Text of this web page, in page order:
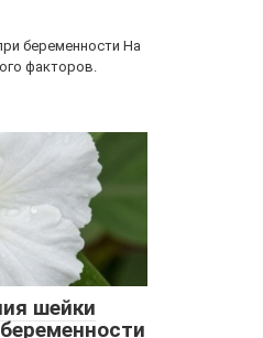
беременности На
факторов.
шейки